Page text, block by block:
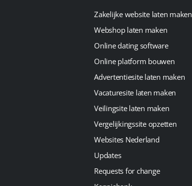
Zakelijke website laten maken
Webshop laten maken
Online dating software
Online platform bouwen
Advertentiesite laten maken
Vacaturesite laten maken
Veilingsite laten maken
Vergelijkingssite opzetten
Websites Nederland
Updates
Requests for change